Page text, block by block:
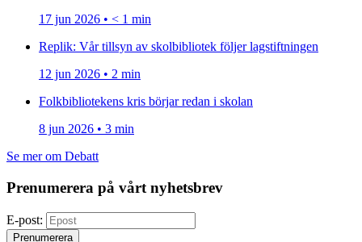
17 jun 2026 • < 1 min
Replik: Vår tillsyn av skolbibliotek följer lagstiftningen
12 jun 2026 • 2 min
Folkbibliotekens kris börjar redan i skolan
8 jun 2026 • 3 min
Se mer om Debatt
Prenumerera på vårt nyhetsbrev
E-post:
Prenumerera